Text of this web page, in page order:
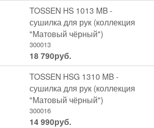
TOSSEN HS 1013 MB -
сушилка для рук (коллекция
"Матовый чёрный")
300013
18 790руб.
TOSSEN HSG 1310 MB -
сушилка для рук (коллекция
"Матовый чёрный")
300016
14 990руб.